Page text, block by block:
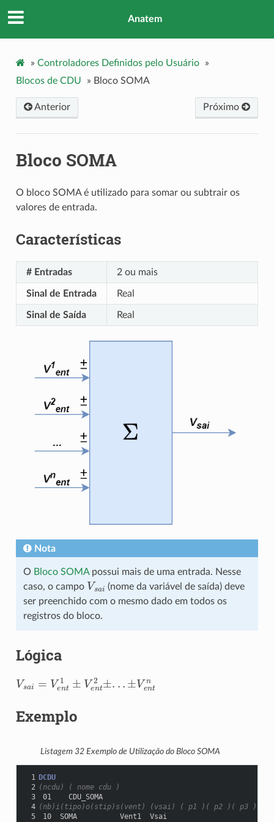
Anatem
» Controladores Definidos pelo Usuário
»
Blocos de CDU
» Bloco SOMA
Próximo
Anterior
Bloco SOMA
O bloco SOMA é utilizado para somar ou subtrair os
valores de entrada.
Características
# Entradas 2 ou mais
Sinal de Entrada Real
Sinal de Saída Real
Nota
O Bloco SOMApossui mais de uma entrada. Nesse
caso, o campo Vs
(nome da variável de saída) deve
ser preenchido com o mesmo dado em todos os
registros do bloco.
Lógica
i=V n 1±V e ± ..
V ent
Exemplo
Listagem 32 Exemplo de Utilização do Bloco SOMA
1 DCDU
2 (ncdu) ( nome cdu )
3
01    CDU_SOMA
4 (nb)i(tipo)o(stip)s(vent) (vsai) ( p1 )( p2 )( p3 )( p4
5
10  SOMA          Vent1  Vsai